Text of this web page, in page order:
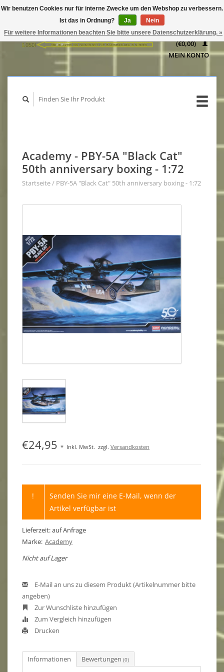
WARENKORB
(€0,00)
MEIN KONTO
Academy - PBY-5A "Black Cat"
50th anniversary boxing - 1:72
Startseite/ PBY-5A "Black Cat" 50th anniversary boxing - 1:72
€24,95 * Inkl. MwSt. zzgl. Versandkosten
!
Senden Sie mir eine E-Mail, wenn der
Artikel verfügbar ist
Lieferzeit: auf Anfrage
Marke: Academy
Nicht auf Lager
E-Mail an uns zu diesem Produkt (Artikelnummer bitte
angeben)
Zur Wunschliste hinzufügen
Zum Vergleich hinzufügen
Drucken
Informationen Bewertungen (0)
Wir benutzen Cookies nur für interne Zwecke um den Webshop zu verbessern.
Ist das in Ordnung?
Ja
Nein
Für weitere Informationen beachten Sie bitte unsere Datenschutzerklärung. »